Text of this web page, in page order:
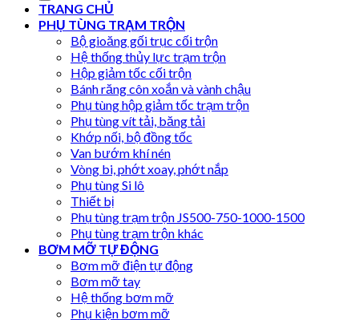
TRANG CHỦ
PHỤ TÙNG TRẠM TRỘN
Bộ gioăng gối trục cối trộn
Hệ thống thủy lực trạm trộn
Hộp giảm tốc cối trộn
Bánh răng côn xoắn và vành chậu
Phụ tùng hộp giảm tốc trạm trộn
Phụ tùng vít tải, băng tải
Khớp nối, bộ đồng tốc
Van bướm khí nén
Vòng bi, phớt xoay, phớt nắp
Phụ tùng Si lô
Thiết bị
Phụ tùng trạm trộn JS500-750-1000-1500
Phụ tùng trạm trộn khác
BƠM MỠ TỰ ĐỘNG
Bơm mỡ điện tự động
Bơm mỡ tay
Hệ thống bơm mỡ
Phụ kiện bơm mỡ